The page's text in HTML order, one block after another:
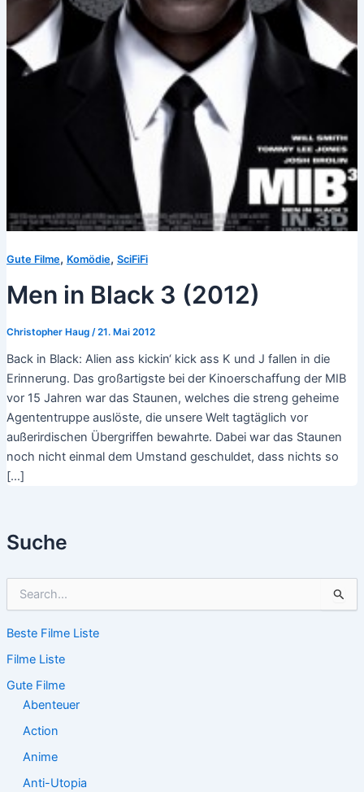
Suche
h
n
n
Beste Filme Liste
Filme Liste
Gute Filme
Abenteuer
Action
Anime
Anti-Utopia
Gute Filme, Komödie, SciFiFi
Men in Black 3 (2012)
Christopher Haug /21. Mai 2012
Back in Black: Alien ass kickin‘ kick ass K und J fallen in die
Erinnerung. Das großartigste bei der Kinoerschaffung der MIB
vor 15 Jahren war das Staunen, welches die streng geheime
Agententruppe auslöste, die unsere Welt tagtäglich vor
außerirdischen Übergriffen bewahrte. Dabei war das Staunen
noch nicht einmal dem Umstand geschuldet, dass nichts so
[…]